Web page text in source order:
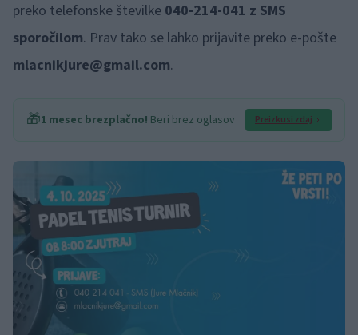
preko telefonske številke 040-214-041 z SMS
sporočilom. Prav tako se lahko prijavite preko e-pošte
mlacnikjure@gmail.com.
🎁1 mesec brezplačno! Beri brez oglasov Preizkusi zdaj